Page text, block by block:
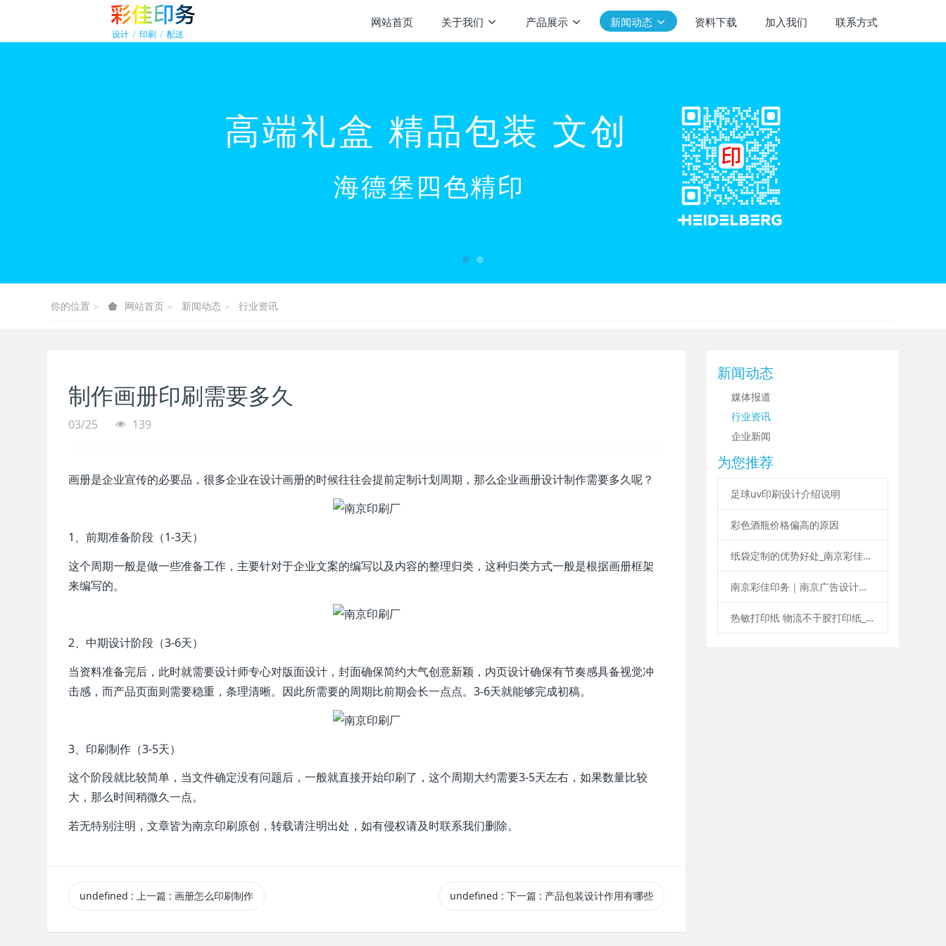
网站首页 关于我们 产品展示 新闻动态 资料下载 加入我们 联系方式
你的位置 网站首页 新闻动态 行业资讯
制作画册印刷需要多久
03/25 139
画册是企业宣传的必要品，很多企业在设计画册的时候往往会提前定制计划周期，那么企业画册设计制作需要多久呢？
1、前期准备阶段（1-3天）
这个周期一般是做一些准备工作，主要针对于企业文案的编写以及内容的整理归类，这种归类方式一般是根据画册框架
来编写的。
2、中期设计阶段（3-6天）
当资料准备完后，此时就需要设计师专心对版面设计，封面确保简约大气创意新颖，内页设计确保有节奏感具备视觉冲
击感，而产品页面则需要稳重，条理清晰。因此所需要的周期比前期会长一点点。3-6天就能够完成初稿。
3、印刷制作（3-5天）
这个阶段就比较简单，当文件确定没有问题后，一般就直接开始印刷了，这个周期大约需要3-5天左右，如果数量比较
大，那么时间稍微久一点。
若无特别注明，文章皆为南京印刷原创，转载请注明出处，如有侵权请及时联系我们删除。
undefined :上一篇 : 画册怎么印刷制作 undefined :下一篇 : 产品包装设计作用有哪些
新闻动态
媒体报道
行业资讯
企业新闻
为您推荐
足球uv印刷设计介绍说明
彩色酒瓶价格偏高的原因
纸袋定制的优势好处_南京彩佳印务纸袋定制印刷
南京彩佳印务｜南京广告设计印刷制作一站式服务
热敏打印纸 物流不干胶打印纸_南京彩佳印务专业标签印刷